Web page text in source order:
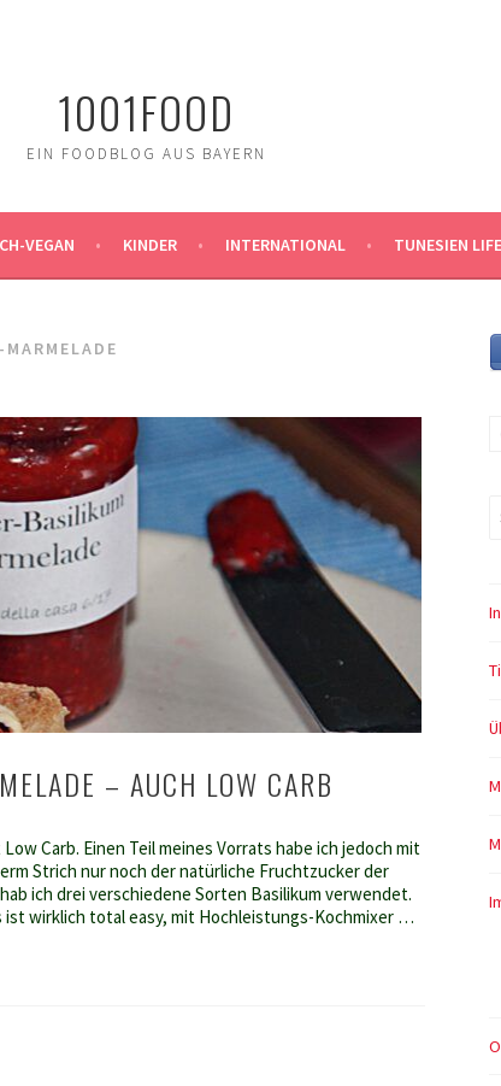
1001FOOD
EIN FOODBLOG AUS BAYERN
VEGAN KINDER INTERNATIONAL TUNESIEN LIFE
– AUCH LOW CARB
Carb. Einen Teil meines Vorrats habe ich jedoch mit
Strich nur noch der natürliche Fruchtzucker der
ich drei verschiedene Sorten Basilikum verwendet.
ist wirklich total easy, mit Hochleistungs-Kochmixer …